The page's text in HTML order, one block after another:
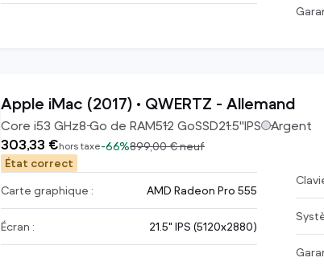
Apple iMac (2017) • QWERTZ - Allemand
Core i53 GHz8Go de RAM512 GoSSD21.5"IPS Argent
303,33 €hors taxe-66%899,00 €neuf
État correct
Carte graphique : AMD Radeon Pro 555
Écran : 21.5" IPS (5120x2880)